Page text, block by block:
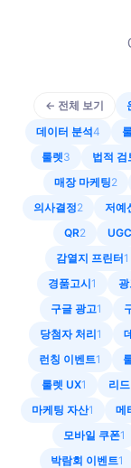
← 전체 보기
데이터 분석4
룰렛3 법적 검
매장 마케팅2
의사결정2 저예
QR2 UGC
감열지 프린터1
경품고시1 광
구글 광고1
당첨자 처리1
런칭 이벤트1
룰렛 UX1 리
마케팅 자산1 메
모바일 쿠폰1
박람회 이벤트1